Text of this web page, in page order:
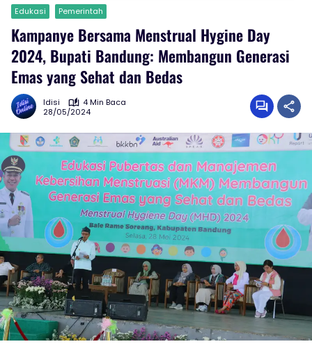
Edukasi Pemerintah
Kampanye Bersama Menstrual Hygine Day
2024, Bupati Bandung: Membangun Generasi
Emas yang Sehat dan Bedas
Idisi
4 Min Baca
28/05/2024